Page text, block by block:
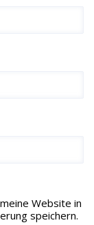
Website in
speichern.